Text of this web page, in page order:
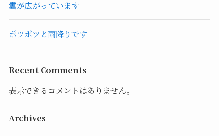
雲が広がっています
ポツポツと雨降りです
Recent Comments
表示できるコメントはありません。
Archives